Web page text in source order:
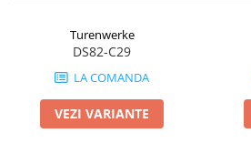
Turenwerke
DS82-C29
LA COMANDA
VEZI VARIANTE